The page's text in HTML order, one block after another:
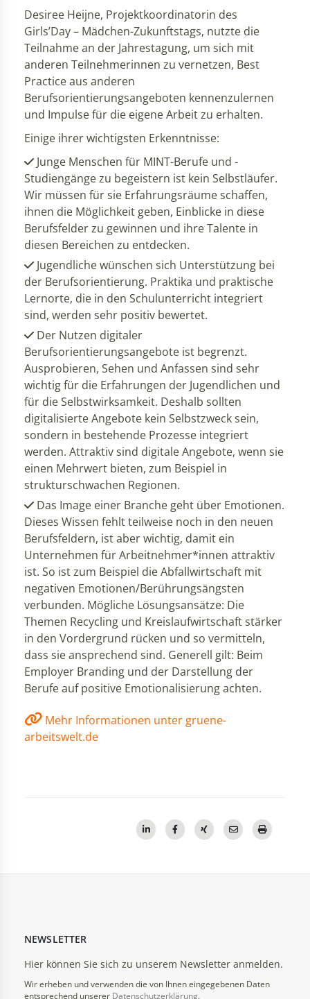
Desiree Heijne, Projektkoordinatorin des
Girls’Day – Mädchen-Zukunftstags, nutzte die
Teilnahme an der Jahrestagung, um sich mit
anderen Teilnehmerinnen zu vernetzen, Best
Practice aus anderen
Berufsorientierungsangeboten kennenzulernen
und Impulse für die eigene Arbeit zu erhalten.
Einige ihrer wichtigsten Erkenntnisse:
Junge Menschen für MINT-Berufe und -
Studiengänge zu begeistern ist kein Selbstläufer.
Wir müssen für sie Erfahrungsräume schaffen,
ihnen die Möglichkeit geben, Einblicke in diese
Berufsfelder zu gewinnen und ihre Talente in
diesen Bereichen zu entdecken.
Jugendliche wünschen sich Unterstützung bei
der Berufsorientierung. Praktika und praktische
Lernorte, die in den Schulunterricht integriert
sind, werden sehr positiv bewertet.
Der Nutzen digitaler
Berufsorientierungsangebote ist begrenzt.
Ausprobieren, Sehen und Anfassen sind sehr
wichtig für die Erfahrungen der Jugendlichen und
für die Selbstwirksamkeit. Deshalb sollten
digitalisierte Angebote kein Selbstzweck sein,
sondern in bestehende Prozesse integriert
werden. Attraktiv sind digitale Angebote, wenn sie
einen Mehrwert bieten, zum Beispiel in
strukturschwachen Regionen.
Das Image einer Branche geht über Emotionen.
Dieses Wissen fehlt teilweise noch in den neuen
Berufsfeldern, ist aber wichtig, damit ein
Unternehmen für Arbeitnehmer*innen attraktiv
ist. So ist zum Beispiel die Abfallwirtschaft mit
negativen Emotionen/Berührungsängsten
verbunden. Mögliche Lösungsansätze: Die
Themen Recycling und Kreislaufwirtschaft stärker
in den Vordergrund rücken und so vermitteln,
dass sie ansprechend sind. Generell gilt: Beim
Employer Branding und der Darstellung der
Berufe auf positive Emotionalisierung achten.
Mehr Informationen unter gruene-
arbeitswelt.de
NEWSLETTER
Hier können Sie sich zu unserem Newsletter anmelden.
Wir erheben und verwenden die von Ihnen eingegebenen Daten
entsprechend unserer Datenschutzerklärung.